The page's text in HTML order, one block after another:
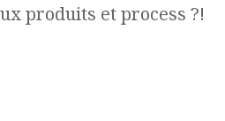
produits et process ?!